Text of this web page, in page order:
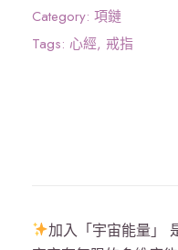
量
》
外
Category: 項鏈
Tags: 心經, 戒指
加入「宇宙能量」